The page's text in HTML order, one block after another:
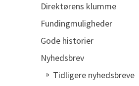
Direktørens klumme
Fundingmuligheder
Gode historier
Nyhedsbrev
Tidligere nyhedsbreve